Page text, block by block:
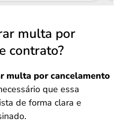
multa por
contrato?
multa por cancelamento
que essa
de forma clara e